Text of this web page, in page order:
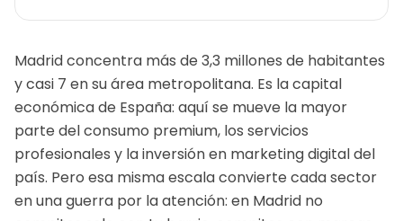
Madrid concentra más de 3,3 millones de habitantes
y casi 7 en su área metropolitana. Es la capital
económica de España: aquí se mueve la mayor
parte del consumo premium, los servicios
profesionales y la inversión en marketing digital del
país. Pero esa misma escala convierte cada sector
en una guerra por la atención: en Madrid no